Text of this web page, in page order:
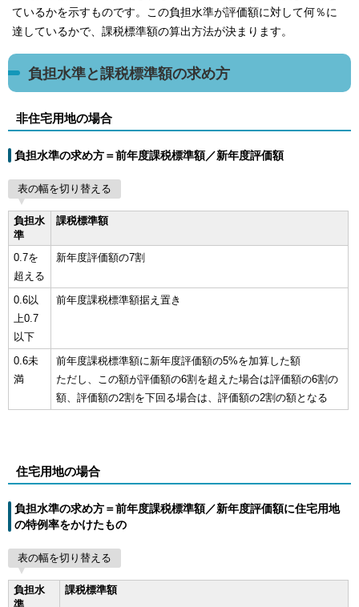
ているかを示すものです。この負担水準が評価額に対して何％に
達しているかで、課税標準額の算出方法が決まります。
負担水準と課税標準額の求め方
非住宅用地の場合
負担水準の求め方＝前年度課税標準額／新年度評価額
表の幅を切り替える
負担水
準
課税標準額
0.7を
超える
新年度評価額の7割
0.6以
上0.7
以下
前年度課税標準額据え置き
0.6未
満
前年度課税標準額に新年度評価額の5%を加算した額
ただし、この額が評価額の6割を超えた場合は評価額の6割の
額、評価額の2割を下回る場合は、評価額の2割の額となる
住宅用地の場合
負担水準の求め方＝前年度課税標準額／新年度評価額に住宅用地
の特例率をかけたもの
表の幅を切り替える
負担水
準
課税標準額